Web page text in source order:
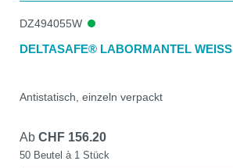
DZ494055W
DELTASAFE® LABORMANTEL WEISS
Antistatisch, einzeln verpackt
Ab CHF 156.20
50 Beutel à 1 Stück